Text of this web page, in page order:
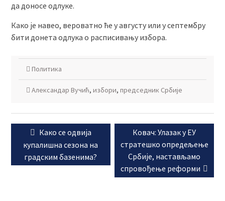
да доносе одлуке.
Како је навео, вероватно ће у августу или у септембру
бити донета одлука о расписивању избора.
Политика
Александар Вучић, избори, председник Србије
Кретање
чланкаPrevious
post:
Како се одвија
купалишна сезона на
градским базенима?
Next
post:
Ковач: Улазак у ЕУ
стратешко опредељење
Србије, настављамо
спровођење реформи